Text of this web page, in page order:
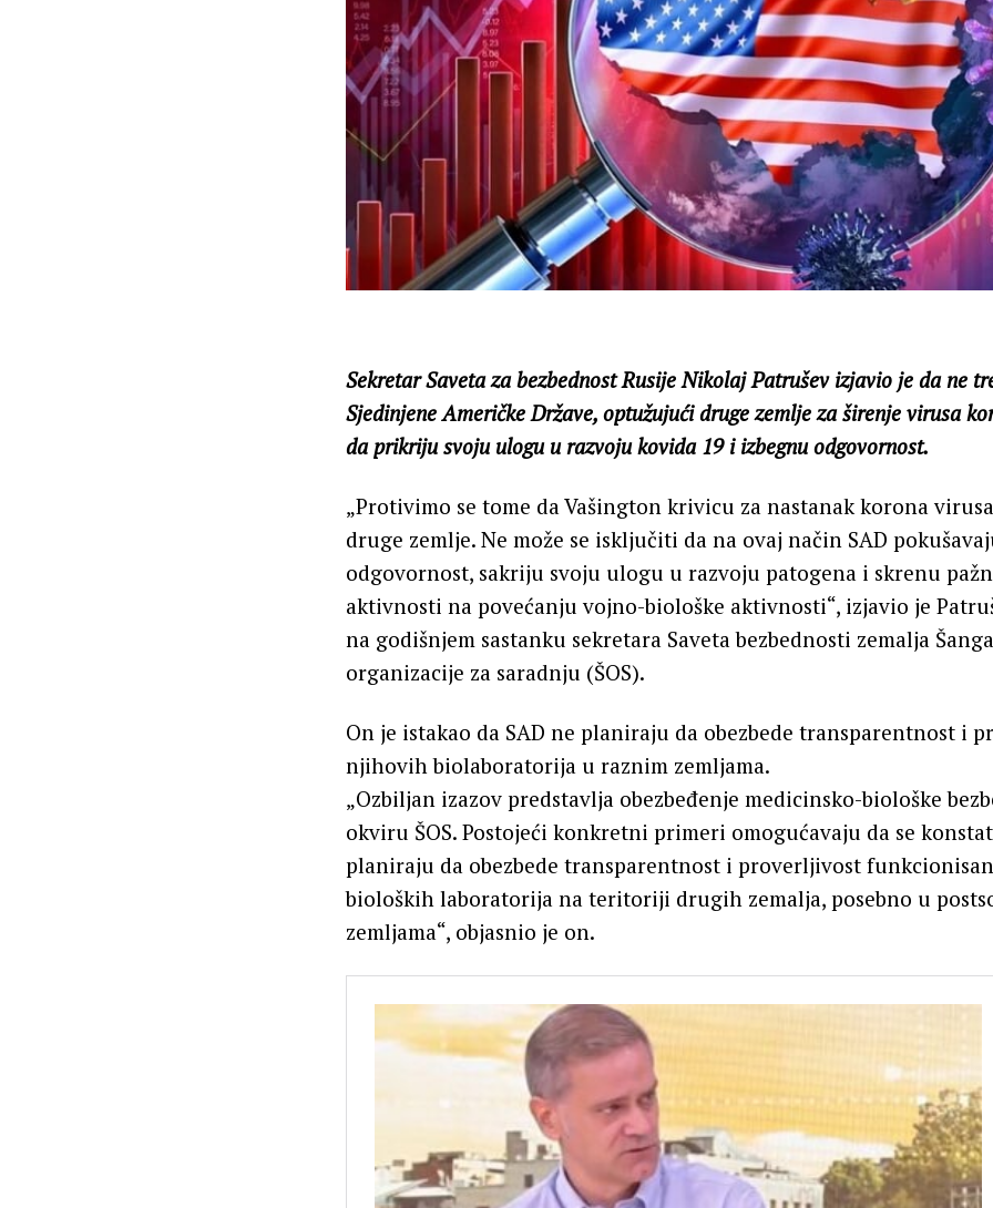
Sekretar Saveta za bezbednost Rusije Nikolaj Patrušev izjavio je da ne
Sjedinjene Američke Države, optužujući druge zemlje za širenje virusa
da prikriju svoju ulogu u razvoju kovida 19 i izbegnu odgovornost.
„Protivimo se tome da Vašington krivicu za nastanak korona
druge zemlje. Ne može se isključiti da na ovaj način SAD
odgovornost, sakriju svoju ulogu u razvoju patogena i skrenu
aktivnosti na povećanju vojno-biološke aktivnosti“, izjavio je
na godišnjem sastanku sekretara Saveta bezbednosti zemalja
organizacije za saradnju (ŠOS).
On je istakao da SAD ne planiraju da obezbede transparentnost i
njihovih biolaboratorija u raznim zemljama.
„Ozbiljan izazov predstavlja obezbeđenje medicinsko-biološke
okviru ŠOS. Postojeći konkretni primeri omogućavaju da se
planiraju da obezbede transparentnost i proverljivost
bioloških laboratorija na teritoriji drugih zemalja, posebno u
zemljama“, objasnio je on.